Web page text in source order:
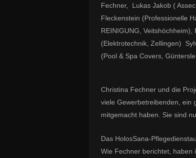
Fechner, Lukas Jakob (
Fleckenstein (Professionelle
REINIGUNG,
(Elektrotechnik, Zellingen)
(Pool & Spa Covers,
Christina Fechner und die
viele Gewerbetreibenden, ein
mitgemacht haben. Sie sind
Das HolosSana-
Wie Fechner berichtet, haben